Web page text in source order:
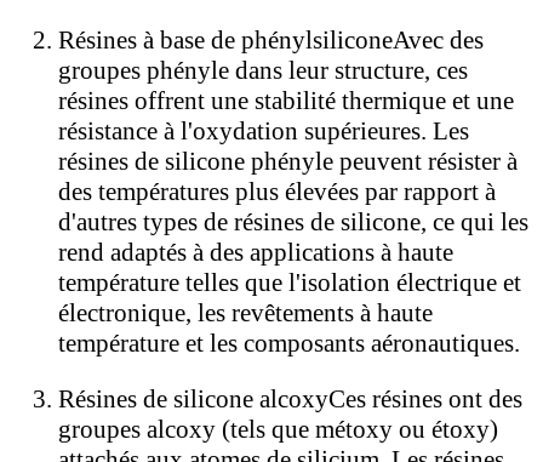
Résines à base de phénylsiliconeAvec des
groupes phényle dans leur structure, ces
résines offrent une stabilité thermique et une
résistance à l'oxydation supérieures. Les
résines de silicone phényle peuvent résister à
des températures plus élevées par rapport à
d'autres types de résines de silicone, ce qui les
rend adaptés à des applications à haute
température telles que l'isolation électrique et
électronique, les revêtements à haute
température et les composants aéronautiques.
Résines de silicone alcoxyCes résines ont des
groupes alcoxy (tels que métoxy ou étoxy)